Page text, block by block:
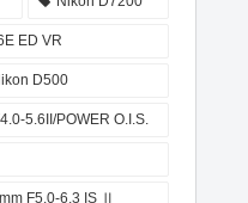
ED VR
D500
5.6II/POWER O.I.S.
F5.0-6.3 IS Ⅱ